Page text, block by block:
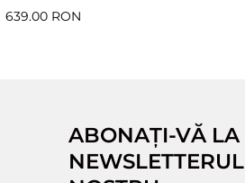
639.00 RON
ABONAȚI-VĂ LA
NEWSLETTERUL